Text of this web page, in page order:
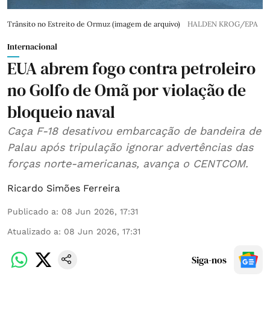
Trânsito no Estreito de Ormuz (imagem de arquivo) HALDEN KROG/EPA
Internacional
EUA abrem fogo contra petroleiro
no Golfo de Omã por violação de
bloqueio naval
Caça F-18 desativou embarcação de bandeira de
Palau após tripulação ignorar advertências das
forças norte-americanas, avança o CENTCOM.
Ricardo Simões Ferreira
Publicado a: 08 Jun 2026, 17:31
Atualizado a: 08 Jun 2026, 17:31
Siga-nos